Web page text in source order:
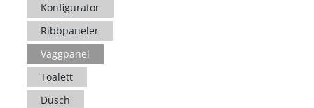
Konfigurator
Ribbpaneler
Väggpanel
Toalett
Dusch